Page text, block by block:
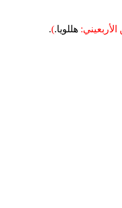
هللويا.)
.